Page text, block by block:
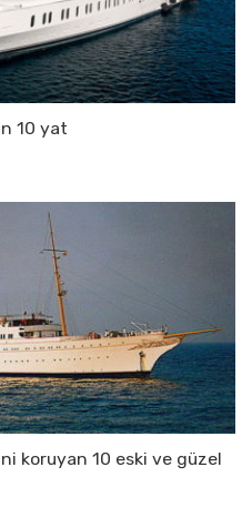
10 yat
koruyan 10 eski ve güzel